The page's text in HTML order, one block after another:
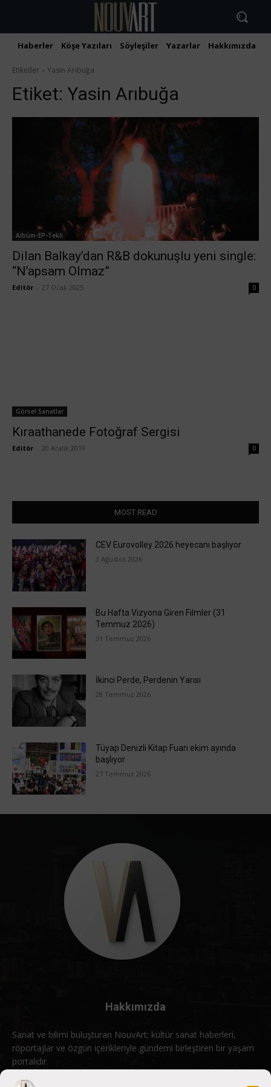
Haberler Köşe Yazıları Söyleşiler Yazarlar Hakkımızda
Etiketler Yasin Arıbuğa
Etiket: Yasin Arıbuğa
Albüm-EP-Tekli
Dilan Balkay’dan R&B dokunuşlu yeni single:
“N’apsam Olmaz”
Editör 27 Ocak 2025 0
Görsel Sanatlar
Kıraathanede Fotoğraf Sergisi
Editör 20 Aralık 2019 0
MOST READ
CEV Eurovolley 2026 heyecanı başlıyor
3 Ağustos 2026
Bu Hafta Vizyona Giren Filmler (31
Temmuz 2026)
31 Temmuz 2026
İkinci Perde, Perdenin Yarısı
28 Temmuz 2026
Tüyap Denizli Kitap Fuarı ekim ayında
başlıyor
27 Temmuz 2026
Hakkımızda
Sanat ve bilimi buluşturan NouvArt; kültür sanat haberleri,
röportajlar ve özgün içerikleriyle gündemi birleştiren bir yaşam
portalıdır.